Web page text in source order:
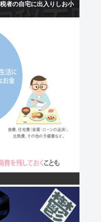
者の自宅に出入りしお小